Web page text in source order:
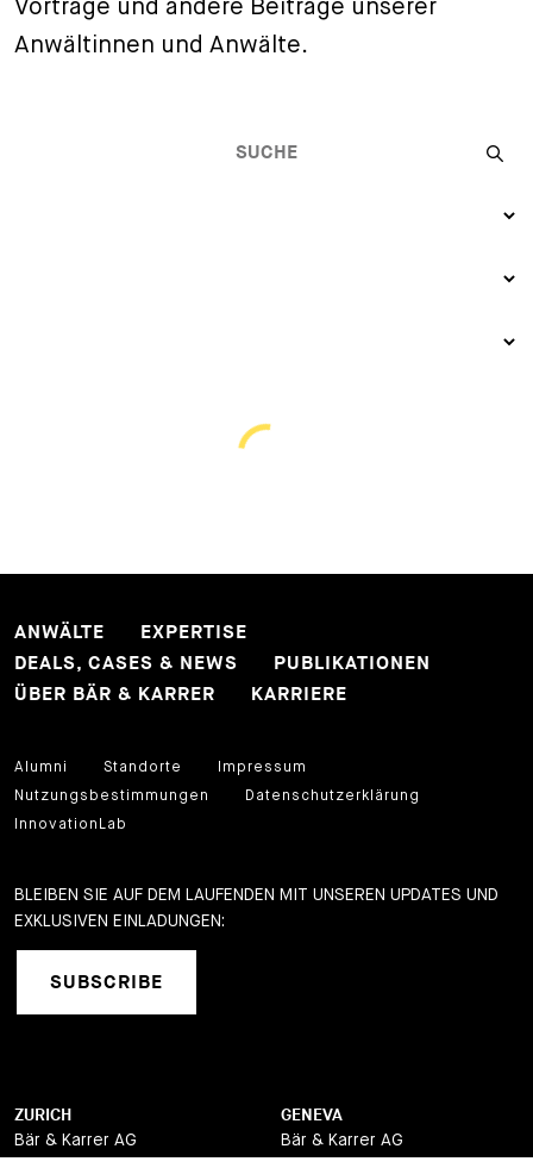
Vorträge und andere Beiträge unserer
Anwältinnen und Anwälte.
ANWÄLTE
EXPERTISE
DEALS, CASES & NEWS
PUBLIKATIONEN
ÜBER BÄR & KARRER
KARRIERE
Alumni Standorte
Impressum
Nutzungsbestimmungen
Datenschutzerklärung
InnovationLab
BLEIBEN SIE AUF DEM LAUFENDEN MIT UNSEREN UPDATES UND
EXKLUSIVEN EINLADUNGEN:
SUBSCRIBE
ZURICH
Bär & Karrer AG
GENEVA
Bär & Karrer AG